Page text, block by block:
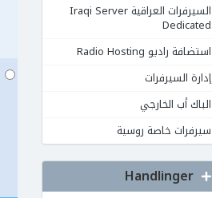
السيرفرات العراقية Iraqi Server
Dedicated
استضافة راديو Radio Hosting
إدارة السيرفرات
الباك أب الخارجي
سيرفرات خاصة روسية